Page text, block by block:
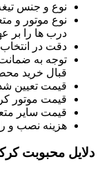
نوع و جنس
نوع موتور و
درب ها را بر
دقت در
توجه به
قبال خرید
قیمت تعیین
قیمت موتور
قیمت سایر
هزینه نصب و
دلایل محبوبت